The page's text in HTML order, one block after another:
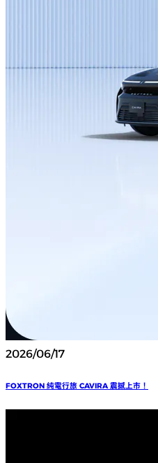
2026/06/17
FOXTRON 純電行旅 CAVIRA 震撼上市！